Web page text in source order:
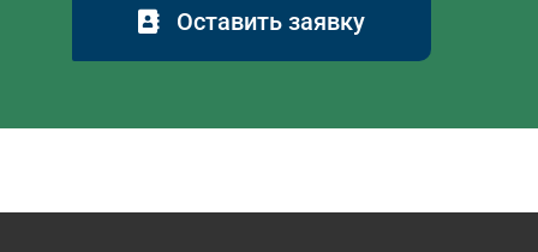
Оставить заявку